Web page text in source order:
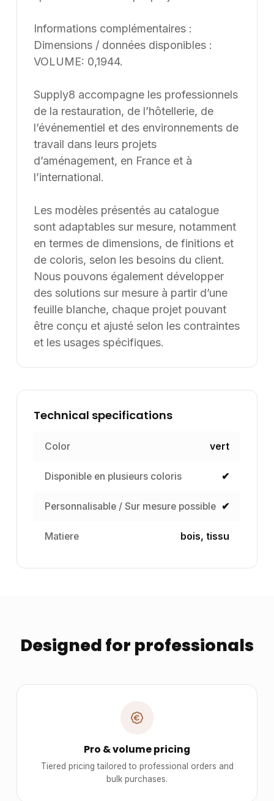
Informations complémentaires :
Dimensions / données disponibles :
VOLUME: 0,1944.
Supply8 accompagne les professionnels
de la restauration, de l’hôtellerie, de
l’événementiel et des environnements de
travail dans leurs projets
d’aménagement, en France et à
l’international.
Les modèles présentés au catalogue
sont adaptables sur mesure, notamment
en termes de dimensions, de finitions et
de coloris, selon les besoins du client.
Nous pouvons également développer
des solutions sur mesure à partir d’une
feuille blanche, chaque projet pouvant
être conçu et ajusté selon les contraintes
et les usages spécifiques.
Technical specifications
Color vert
Disponible en plusieurs coloris ✔
Personnalisable / Sur mesure possible ✔
Matiere bois, tissu
Designed for professionals
Pro & volume pricing
Tiered pricing tailored to professional orders and
bulk purchases.